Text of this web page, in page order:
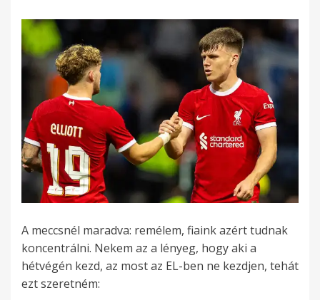
A meccsnél maradva: remélem, fiaink azért tudnak
koncentrálni. Nekem az a lényeg, hogy aki a
hétvégén kezd, az most az EL-ben ne kezdjen, tehát
ezt szeretném: